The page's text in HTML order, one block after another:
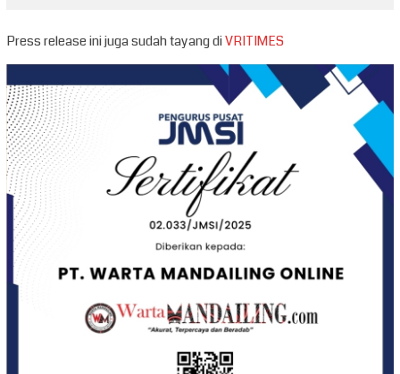
Press release ini juga sudah tayang diVRITIMES